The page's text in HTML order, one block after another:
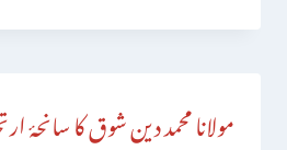
مولانا محمد دین شوق کا سانحۂ